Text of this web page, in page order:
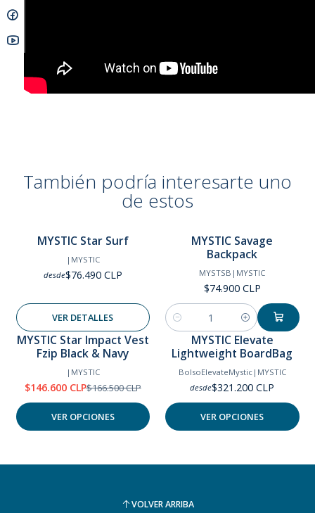
KEY FEATURES
Extra protection to prevent wear from the sharp edges of
También podría interesarte uno
de estos
Agotado
MYSTIC Star Surf
| MYSTIC
desde$76.490 CLP
VER DETALLES
MYSTIC Savage
Backpack
MYSTSB | MYSTIC
$74.900 CLP
Cantidad
-12%
OFF
MYSTIC Star Impact Vest
Fzip Black & Navy
| MYSTIC
$146.600 CLP$166.500 CLP
VER OPCIONES
MYSTIC Elevate
Lightweight BoardBag
BolsoElevateMystic| MYSTIC
desde$321.200 CLP
VER OPCIONES
VOLVER ARRIBA